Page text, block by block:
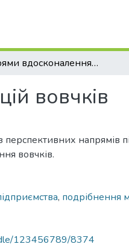
Напрями вдосконалення конструкцій вовчків
вовчків
перспективних напрямів
вовчків.
, подрібнення
123456789/8374